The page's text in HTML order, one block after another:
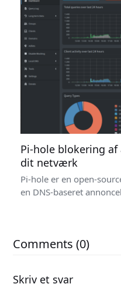
Pi-hole blokering
dit netværk
Pi-hole er en open-
en DNS-baseret
Comments (0)
Skriv et svar